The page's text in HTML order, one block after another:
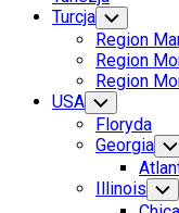
Turcja Toggle
Child
Menu
Region
Region
Region
USA Toggle
Child
Menu
Floryda
Georgia
Illinois